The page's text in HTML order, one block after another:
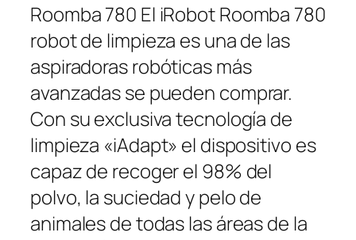
Roomba 780 El iRobot Roomba 780
robot de limpieza es una de las
aspiradoras robóticas más
avanzadas se pueden comprar.
Con su exclusiva tecnología de
limpieza «iAdapt» el dispositivo es
capaz de recoger el 98% del
polvo, la suciedad y pelo de
animales de todas las áreas de la